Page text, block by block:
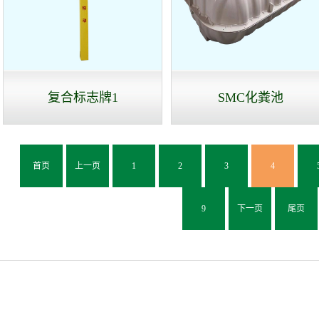
复合标志牌1 SMC化粪池
首页 上一页 1 2 3 4
9 下一页 尾页